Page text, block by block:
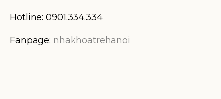
Hotline: 0901.334.334
Fanpage: nhakhoatrehanoi